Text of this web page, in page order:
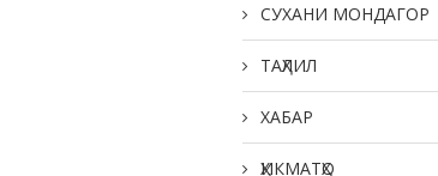
СУХАНИ МОНДАГОР
ТАҲЛИЛ
ХАБАР
ҲИКМАТҲО